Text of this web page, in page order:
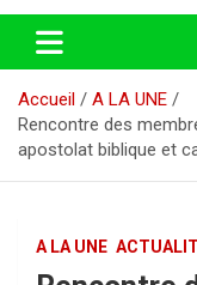
Accueil
A LA UNE
Rencontre des
apostolat biblique et
A LA UNE